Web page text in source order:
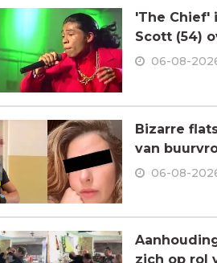
'The Chief'
Scott (54)
06-08-
Bizarre
van
06-08-
zich op rol